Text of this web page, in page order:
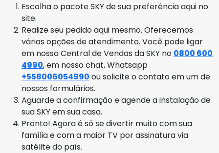
Escolha o pacote SKY de sua preferência aqui no
site.
Realize seu pedido aqui mesmo. Oferecemos
várias opções de atendimento. Você pode ligar
em nossa Central de Vendas da SKY no 0800 600
4990, em nosso chat, Whatsapp
+558006054990 ou solicite o contato em um de
nossos formulários.
Aguarde a confirmação e agende a instalação de
sua SKY em sua casa.
Pronto! Agora é só se divertir muito com sua
família e com a maior TV por assinatura via
satélite do país.